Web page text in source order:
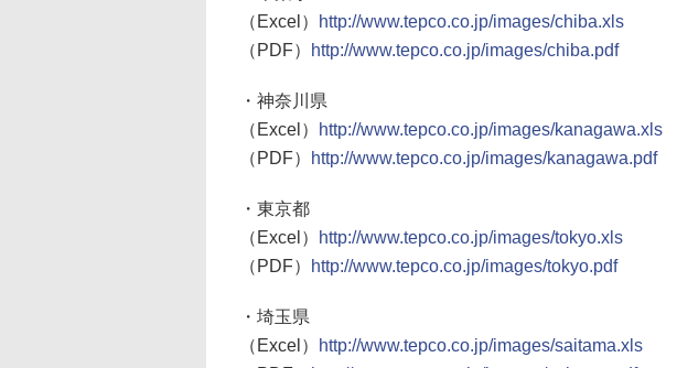
（Excel）
http://www.tepco.co.jp/images/chiba.xls
（PDF）
http://www.tepco.co.jp/images/chiba.pdf
・神奈川県
（Excel）
http://www.tepco.co.jp/images/kanagawa.xls
（PDF）
http://www.tepco.co.jp/images/kanagawa.pdf
・東京都
（Excel）
http://www.tepco.co.jp/images/tokyo.xls
（PDF）
http://www.tepco.co.jp/images/tokyo.pdf
・埼玉県
（Excel）
http://www.tepco.co.jp/images/saitama.xls